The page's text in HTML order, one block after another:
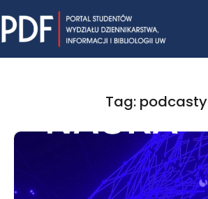
to
content
Tag: podcasty